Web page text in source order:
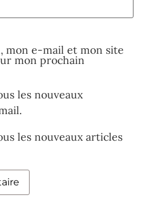
mon e-mail et mon site
mon prochain
les nouveaux
les nouveaux articles